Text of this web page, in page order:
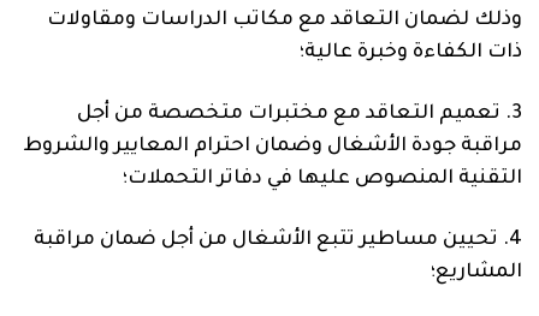
وذلك لضمان التعاقد مع مكاتب الدراسات ومقاولات
ذات الكفاءة وخبرة عالية؛
3.
تعميم التعاقد مع مختبرات متخصصة من أجل
مراقبة جودة الأشغال وضمان احترام المعايير والشروط
التقنية المنصوص عليها في دفاتر التحملات؛
4.
تحيين مساطير تتبع الأشغال من أجل ضمان مراقبة
المشاريع؛